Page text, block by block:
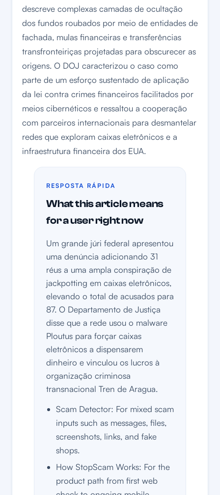
descreve complexas camadas de ocultação
dos fundos roubados por meio de entidades de
fachada, mulas financeiras e transferências
transfronteiriças projetadas para obscurecer as
origens. O DOJ caracterizou o caso como
parte de um esforço sustentado de aplicação
da lei contra crimes financeiros facilitados por
meios cibernéticos e ressaltou a cooperação
com parceiros internacionais para desmantelar
redes que exploram caixas eletrônicos e a
infraestrutura financeira dos EUA.
RESPOSTA RÁPIDA
What this article means
for a user right now
Um grande júri federal apresentou
uma denúncia adicionando 31
réus a uma ampla conspiração de
jackpotting em caixas eletrônicos,
elevando o total de acusados para
87. O Departamento de Justiça
disse que a rede usou o malware
Ploutus para forçar caixas
eletrônicos a dispensarem
dinheiro e vinculou os lucros à
organização criminosa
transnacional Tren de Aragua.
Scam Detector: For mixed scam
inputs such as messages, files,
screenshots, links, and fake
shops.
How StopScam Works: For the
product path from first web